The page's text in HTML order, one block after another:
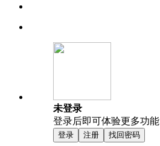
未登录
登录后即可体验更多功能
登录 注册 找回密码